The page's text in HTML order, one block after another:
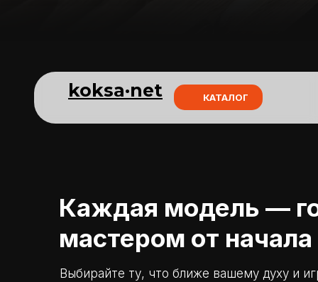
koksa·net КАТАЛОГ
Каждая модель —
мастером от
Выбирайте ту, что ближе вашему духу и